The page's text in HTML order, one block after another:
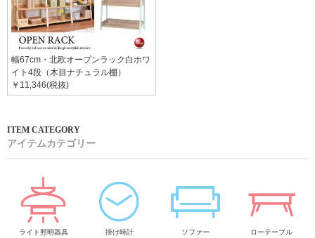
幅67cm・北欧オープンラック白ホワ
イト4段（木目ナチュラル棚）
￥11,346(税抜)
アイテムカテゴリー
ライト照明器具 掛け時計 ソファー ローテーブル